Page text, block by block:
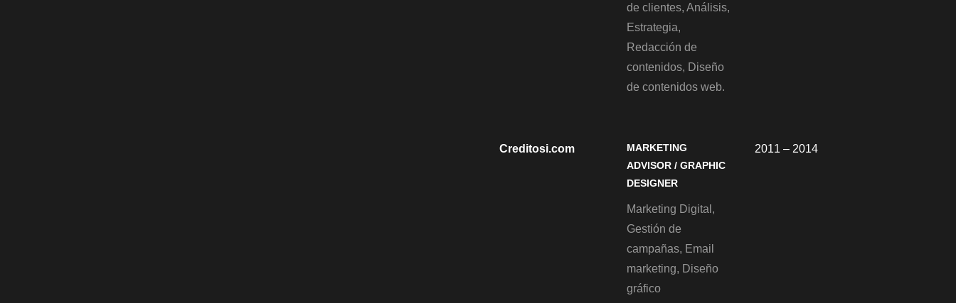
de clientes, Análisis,
Estrategia,
Redacción de
contenidos, Diseño
de contenidos web.
Creditosi.com
MARKETING
ADVISOR / GRAPHIC
DESIGNER
Marketing Digital,
Gestión de
campañas, Email
marketing, Diseño
gráfico
2011 – 2014